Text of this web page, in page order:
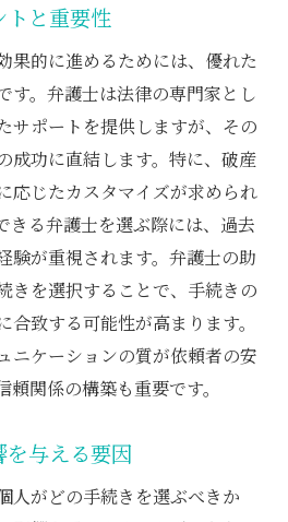
トと重要性
果的に進めるためには、優れた
す。弁護士は法律の専門家とし
サポートを提供しますが、その
成功に直結します。特に、破産
応じたカスタマイズが求められ
きる弁護士を選ぶ際には、過去
験が重視されます。弁護士の助
きを選択することで、手続きの
致する可能性が高まります。
ニケーションの質が依頼者の安
関係の構築も重要です。
与える要因
人がどの手続きを選ぶべきか